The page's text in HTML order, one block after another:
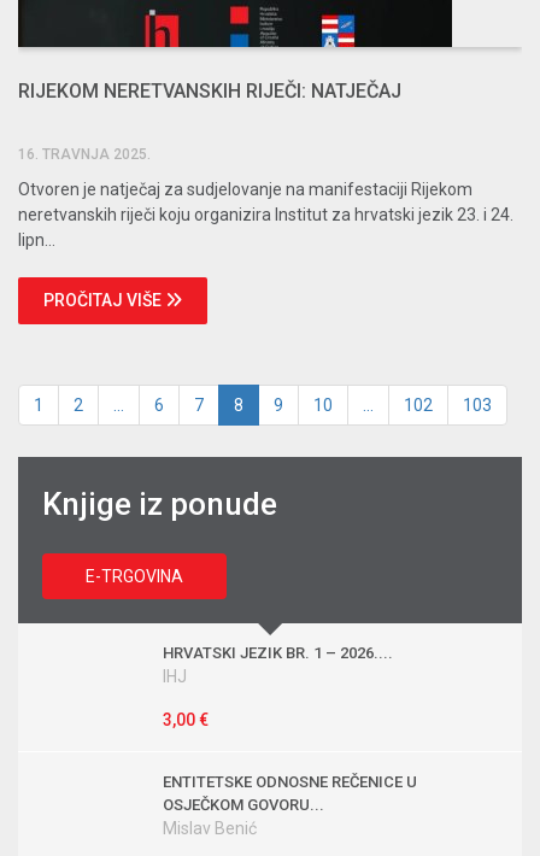
RIJEKOM NERETVANSKIH RIJEČI: NATJEČAJ
16. TRAVNJA 2025.
Otvoren je natječaj za sudjelovanje na manifestaciji Rijekom
neretvanskih riječi koju organizira Institut za hrvatski jezik 23. i 24.
lipn...
PROČITAJ VIŠE
1 2 6 7 8 9 10 102 103
Knjige iz ponude
E-TRGOVINA
HRVATSKI JEZIK BR. 1 – 2026....
IHJ
3,00 €
ENTITETSKE ODNOSNE REČENICE U
OSJEČKOM GOVORU...
Mislav Benić